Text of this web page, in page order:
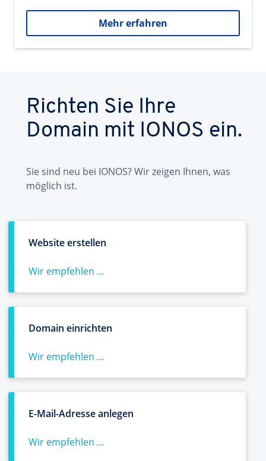
Mehr erfahren
Richten Sie Ihre
Domain mit IONOS ein.
Sie sind neu bei IONOS? Wir zeigen Ihnen, was
möglich ist.
Website erstellen
Wir empfehlen ...
Domain einrichten
Wir empfehlen ...
E-Mail-Adresse anlegen
Wir empfehlen ...